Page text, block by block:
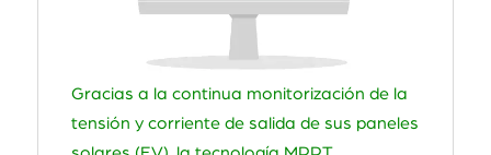
Gracias a la continua monitorización de la
tensión y corriente de salida de sus paneles